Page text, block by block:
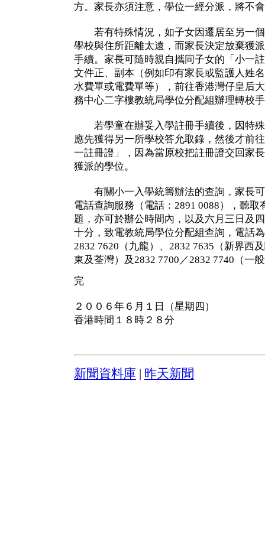
方。家長亦須注意，學位一經分派，將不
若有特殊情況，如子女因遷居至另一個
學校與住所距離太遠，而家長決定放棄獲
手續。家長可隨時親自攜同子女的「小一
文件正、副本（例如印有家長或監護人姓
水費單或電費單等），前往香港灣仔皇后
務中心二字樓教統局學位分配組辦理轉校
若學童在辦妥入學註冊手續後，因特殊
應先獲得另一所學校答允取錄，然後才前
一註冊證」，因為當原校把註冊證交回家
獲派的學位。
有關小一入學統籌辦法的查詢，家長可
電話查詢服務（電話：2891 0088），聽
題，亦可於辦公時間內，以及六月三日及
十分，致電教統局學位分配組查詢，電話
2832 7620（九龍）、2832 7635（新界西
東及荃灣）及2832 7700／2832 7740（一
完
２００６年６月１日（星期四）
香港時間１８時２８分
新聞資料庫 昨天新聞